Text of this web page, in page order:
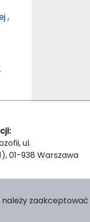
,
ul.
01-938 Warszawa